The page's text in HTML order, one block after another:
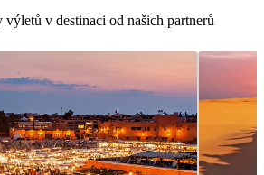
v destinaci od našich partnerů